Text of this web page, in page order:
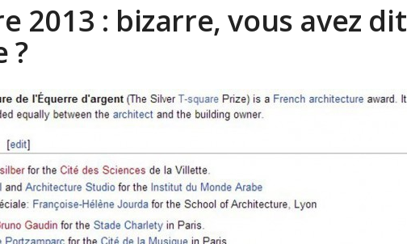
2013 : bizarre, vous avez dit
?